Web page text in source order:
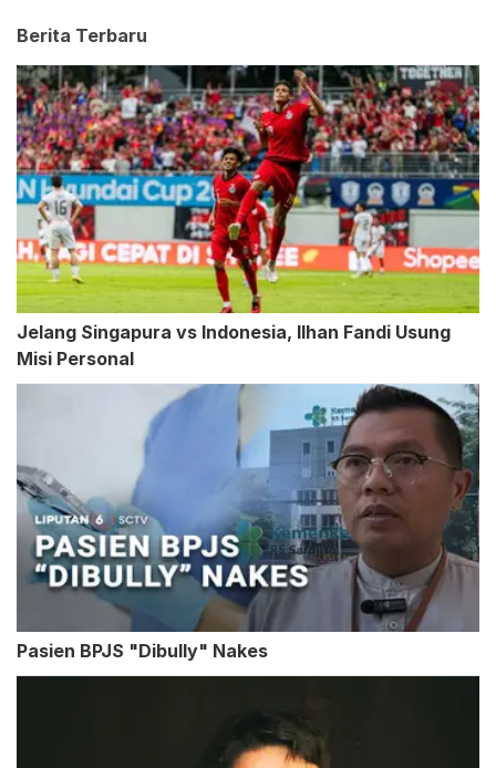
Berita Terbaru
Jelang Singapura vs Indonesia, Ilhan Fandi Usung
Misi Personal
Pasien BPJS "Dibully" Nakes